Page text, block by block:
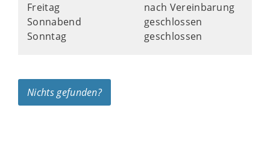
Freitag
nach Vereinbarung
Sonnabend
geschlossen
Sonntag
geschlossen
Nichts gefunden?